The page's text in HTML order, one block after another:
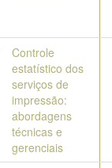
Controle
estatístico dos
serviços de
impressão:
abordagens
técnicas e
gerenciais